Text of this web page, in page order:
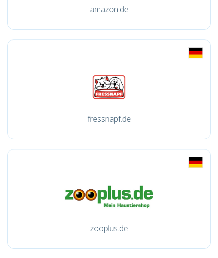
amazon.de
fressnapf.de
zooplus.de